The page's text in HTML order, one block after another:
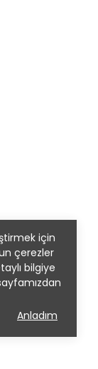
için
çerezler
bilgiye
Anladım